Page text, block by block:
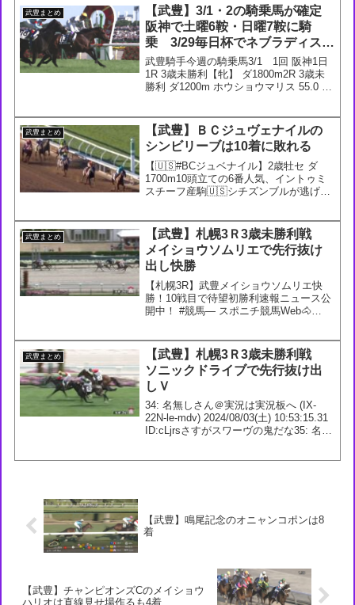
吉村）１月８日（月）京都蹴上特別なし
寿Ｓなしシンザン記念な...
武豊まとめ
【武豊】3/1・2の騎乗馬が確定
阪神で土曜6鞍・日曜7鞍に騎
乗 3/29毎日杯でネブラディスク
に騎乗が決定
武豊騎手今週の騎乗馬3/1 1回 阪神1日
1R 3歳未勝利【牝】 ダ1800m2R 3歳未
勝利 ダ1200m ホウショウマリス 55.0 厩
3...
武豊まとめ
【武豊】ＢＣジュヴェナイルの
シンビリーブは10着に敗れる
【🇺🇸#BCジュベナイル】2歳牡セ ダ
1700m10頭立ての6番人気、イントゥミ
スチーフ産駒🇺🇸シチズンブルが逃げ切
年BCスプリント(ドレフォン)以来のブリ
ー...
武豊まとめ
【武豊】札幌3Ｒ3歳未勝利戦
メイショウソムリエで先行抜け
出し快勝
【札幌3R】武豊メイショウソムリエ快
勝！10戦目で待望初勝利速報ニュース公
開中！ #競馬— スポニチ競馬Web🐴
FD3...
武豊まとめ
【武豊】札幌3Ｒ3歳未勝利戦
ソニックドライブで先行抜け出
しＶ
34: 名無しさん＠実況は実況板へ (IX-
22N-le-mdv) 2024/08/03(土) 10:53:15.31
ID:cLjrsさすがスワーヴの鬼だな35: 名無
【武豊】鳴尾記念のオニャンコポンは8
着
【武豊】チャンピオンズCのメイショウ
ハリオは直線見せ場作るも4着